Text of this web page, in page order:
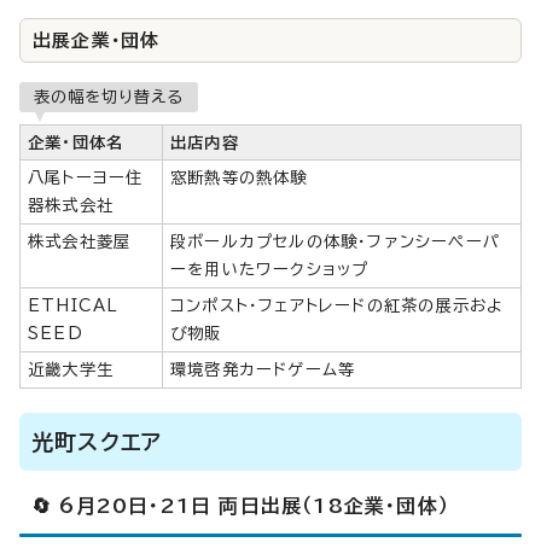
出展企業・団体
表の幅を切り替える
企業・団体名 出店内容
八尾トーヨー住
器株式会社
窓断熱等の熱体験
株式会社菱屋
段ボールカプセルの体験・ファンシーペーパ
ーを用いたワークショップ
ETHICAL
SEED
コンポスト・フェアトレードの紅茶の展示およ
び物販
近畿大学生 環境啓発カードゲーム等
光町スクエア
🔄 6月20日・21日 両日出展（18企業・団体）